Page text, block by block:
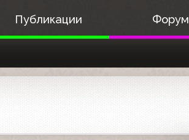
Публикации Форум